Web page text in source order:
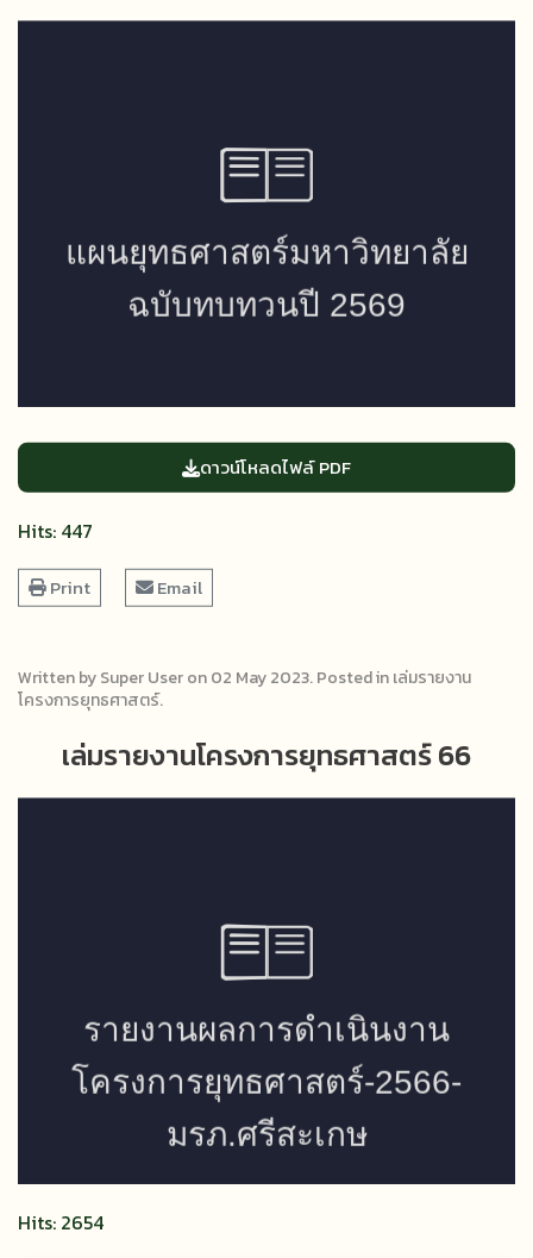
ดาวน์โหลดไฟล์ PDF
Hits: 447
Print Email
Written by Super User on02 May 2023. Posted inเล่มรายงาน
โครงการยุทธศาสตร์.
เล่มรายงานโครงการยุทธศาสตร์ 66
Hits: 2654